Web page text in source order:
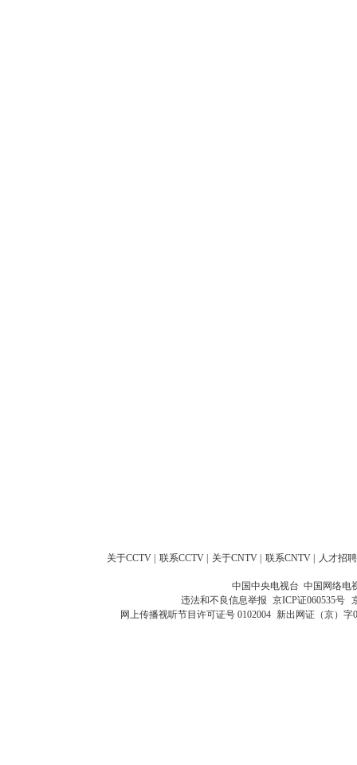
关于CCTV 联系CCTV 关于CNTV 联系CNTV 人才招聘
中国中央电视台 中国网络电
违法和不良信息举报 京ICP证060535号
网上传播视听节目许可证号 0102004 新出网证（京）